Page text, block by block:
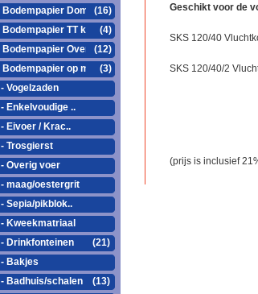
Bodempapier Domus..(16)
Bodempapier TT kooi (4)
Bodempapier Overige(12)
Bodempapier op maat(3)
- Vogelzaden
- Enkelvoudige ..
- Eivoer / Krac..
- Trosgierst
- Overig voer
- maag/oestergrit
- Sepia/pikblok..
- Kweekmatriaal
- Drinkfonteinen
(21)
- Bakjes
- Badhuis/schalen
(13)
Geschikt voor de
SKS 120/40
SKS 120/40/2
(prijs is inclusief